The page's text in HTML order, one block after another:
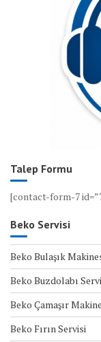
Talep Formu
[contact-form-7
Beko Servisi
Beko Bulaşık
Beko Buzdolabı
Beko Çamaşır
Beko Fırın Servisi